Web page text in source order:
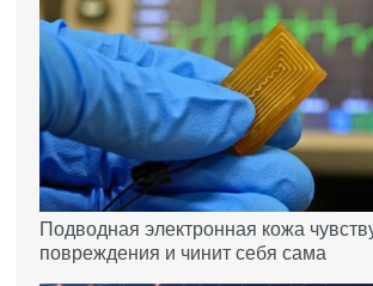
Подводная электронная кожа
повреждения и чинит себя сама